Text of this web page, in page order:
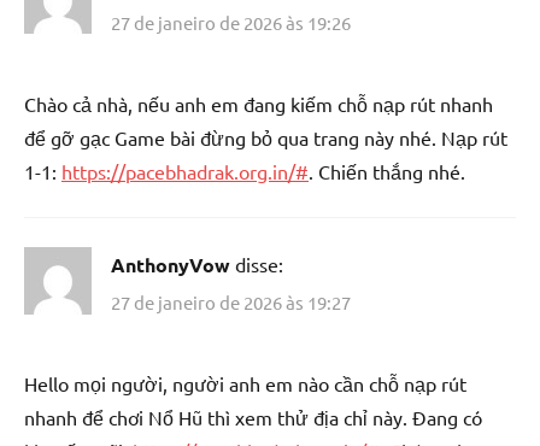
27 de janeiro de 2026 às 19:26
Chào cả nhà, nếu anh em đang kiếm chỗ nạp rút nhanh
để gỡ gạc Game bài đừng bỏ qua trang này nhé. Nạp rút
1-1: https://pacebhadrak.org.in/# . Chiến thắng nhé.
AnthonyVow disse:
27 de janeiro de 2026 às 19:27
Hello mọi người, người anh em nào cần chỗ nạp rút
nhanh để chơi Nổ Hũ thì xem thử địa chỉ này. Đang có